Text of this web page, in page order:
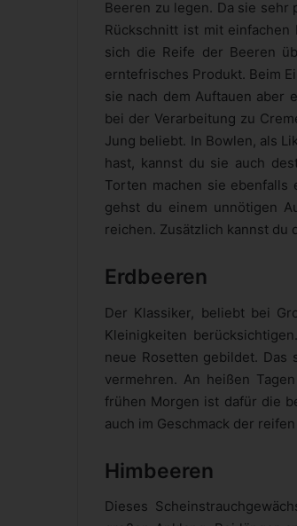
Beeren zu legen. Da sie sehr
Rückschnitt ist mit einfachen
sich die Reife der Beeren
erntefrisches Produkt. Beim
sie nach dem Auftauen aber
bei der Verarbeitung zu
Jung beliebt. In Bowlen, als
hast, kannst du sie auch
Torten machen sie
gehst du einem unnötigen
reichen. Zusätzlich kannst du
Erdbeeren
Der Klassiker, beliebt bei
Kleinigkeiten
neue Rosetten gebildet. Das
vermehren. An heißen
frühen Morgen ist dafür die
auch im Geschmack der
Himbeeren
Dieses